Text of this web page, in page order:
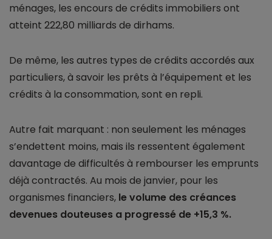
ménages, les encours de crédits immobiliers ont
atteint 222,80 milliards de dirhams.
De même, les autres types de crédits accordés aux
particuliers, à savoir les prêts à l’équipement et les
crédits à la consommation, sont en repli.
Autre fait marquant : non seulement les ménages
s’endettent moins, mais ils ressentent également
davantage de difficultés à rembourser les emprunts
déjà contractés. Au mois de janvier, pour les
organismes financiers, le volume des créances
devenues douteuses a progressé de +15,3 %.